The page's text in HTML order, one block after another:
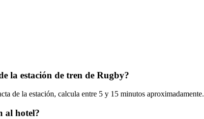
la estación de tren de Rugby?
de la estación, calcula entre 5 y 15 minutos aproximadamente.
al hotel?